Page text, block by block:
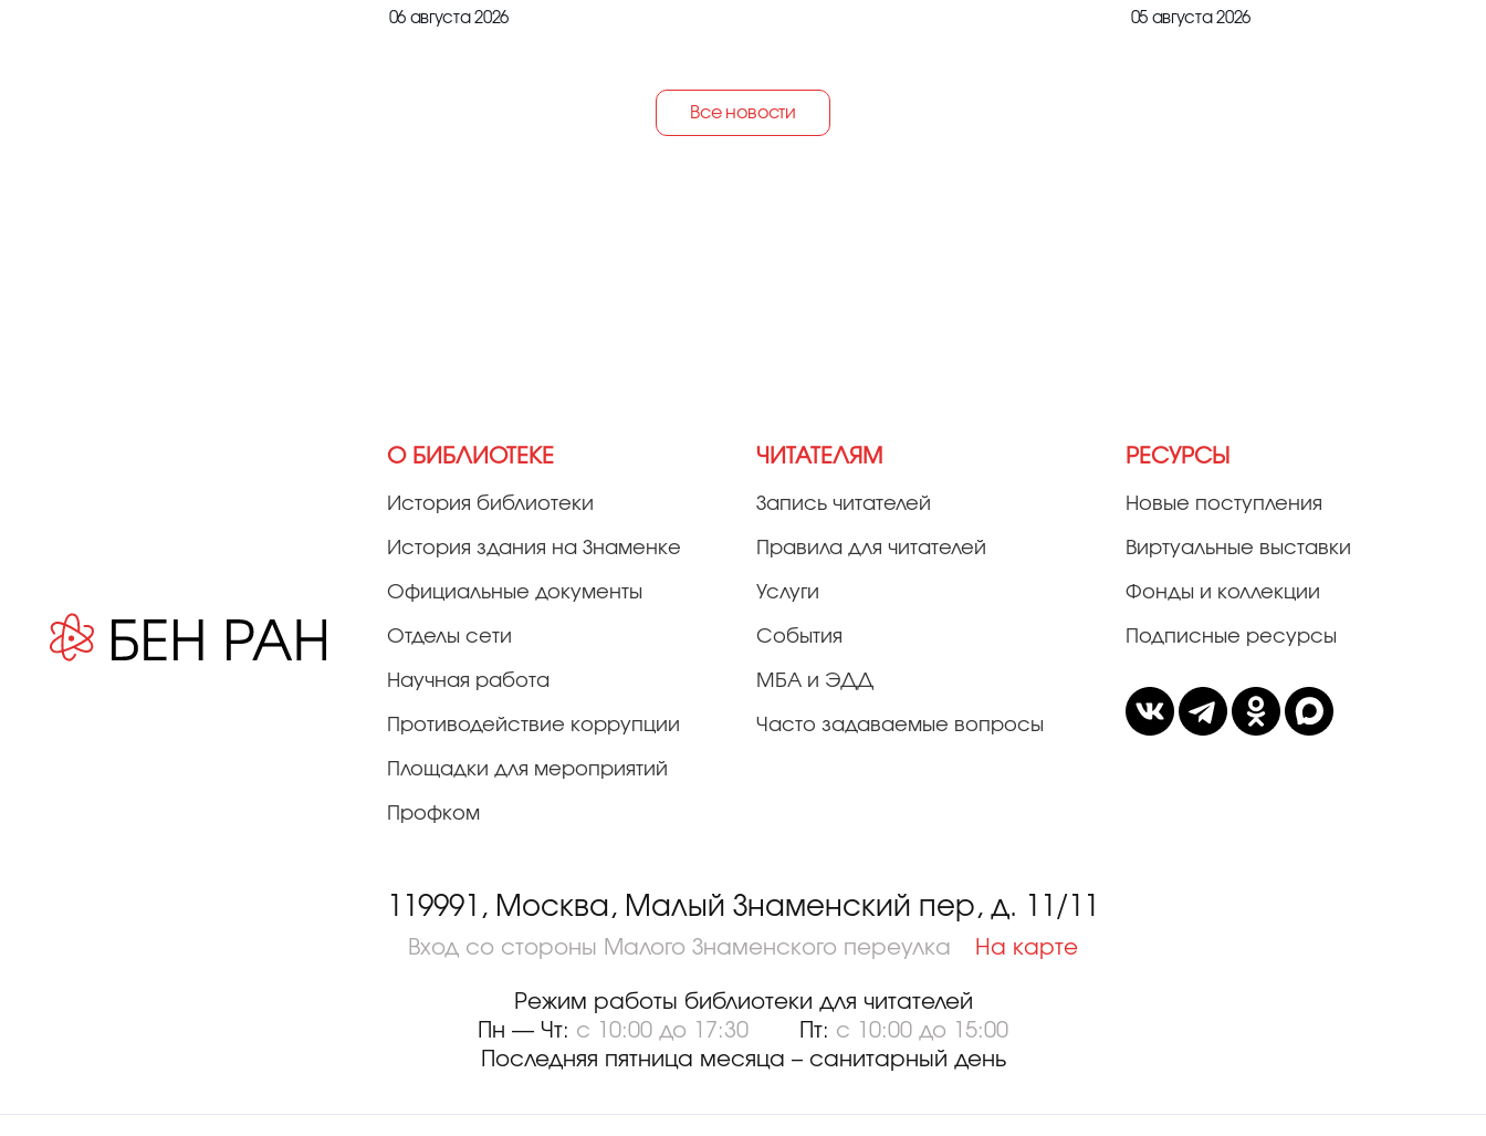
06 августа 2026 05 августа 2026
Все новости
О БИБЛИОТЕКЕ
История библиотеки
История здания на Знаменке
Официальные документы
Отделы сети
Научная работа
Противодействие коррупции
Площадки для мероприятий
Профком
ЧИТАТЕЛЯМ
Запись читателей
Правила для читателей
Услуги
События
МБА и ЭДД
Часто задаваемые вопросы
РЕСУРСЫ
Новые поступления
Виртуальные выставки
Фонды и коллекции
Подписные ресурсы
119991, Москва, Малый Знаменский пер, д. 11/11
Вход со стороны Малого Знаменского переулка На карте
Режим работы библиотеки для читателей
Пн — Чт: с 10:00 до 17:30 Пт: с 10:00 до 15:00
Последняя пятница месяца – санитарный день